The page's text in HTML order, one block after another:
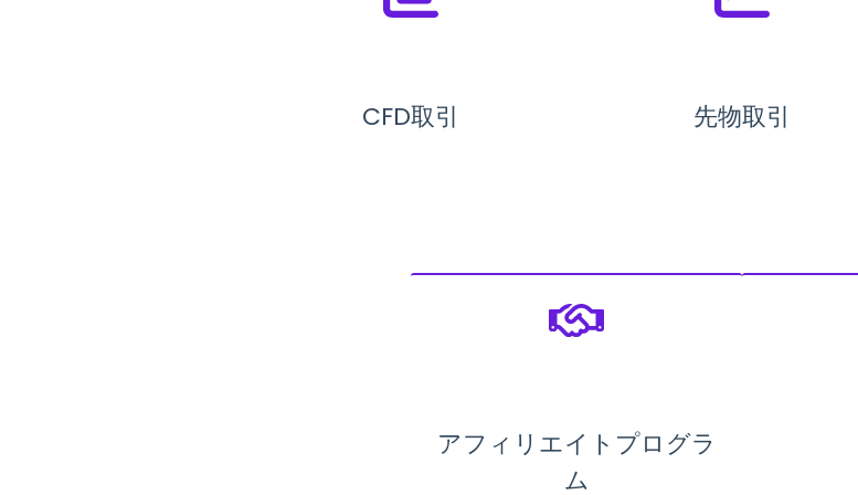
CFD取引 先物取引
アフィリエイトプログラ
ム